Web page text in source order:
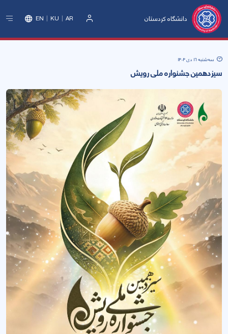
دانشگاه کردستان EN KU AR
سه‌شنبه 16 دی 1404
سیزدهمین جشنواره ملی رویش